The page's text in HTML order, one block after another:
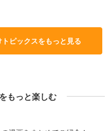
ピックスをもっと見る
もっと楽しむ